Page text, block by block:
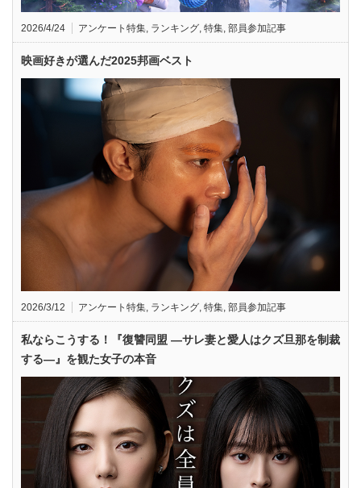
2026/4/24 アンケート特集 ランキング 特集 部員参加記事
映画好きが選んだ2025邦画ベスト
2026/3/12 アンケート特集 ランキング 特集 部員参加記事
私ならこうする！『復讐同盟 —サレ妻と愛人はクズ旦那を制裁
する—』を観た女子の本音